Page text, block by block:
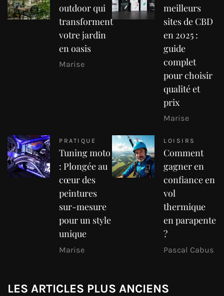
outdoor qui
transforment
votre jardin
en oasis
Marise
meilleurs
sites de CBD
en 2025 :
guide
complet
pour choisir
qualité et
prix
Marise
PRATIQUE
Tuning moto
: Plongée au
cœur des
peintures
sur-mesure
pour un style
unique
Marise
LOISIRS
Comment
gagner en
confiance en
vol
thermique
en parapente
?
Pascal Cabus
LES ARTICLES PLUS ANCIENS